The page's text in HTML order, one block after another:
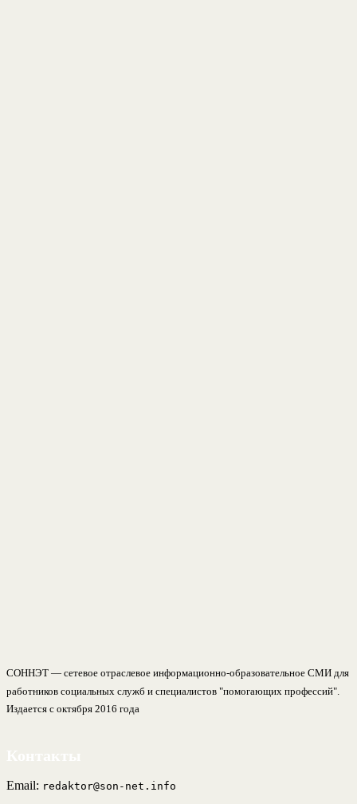
СОННЭТ — сетевое отраслевое информационно-образовательное СМИ для
работников социальных служб и специалистов "помогающих профессий".
Издается с октября 2016 года
Email: redaktor@son-net.info